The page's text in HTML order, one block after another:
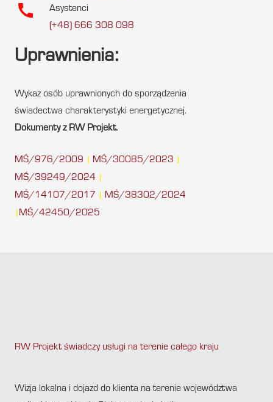
call
Asystenci
(+48) 666 308 098
Uprawnienia:
Wykaz osób uprawnionych do sporządzenia
świadectwa charakterystyki energetycznej.
Dokumenty z RW Projekt.
MŚ/976/2009 MŚ/30085/2023
MŚ/39249/2024
MŚ/14107/2017 MŚ/38302/2024
MŚ/42450/2025
RW Projekt świadczy usługi na terenie całego kraju
Wizja lokalna i dojazd do klienta na terenie województwa